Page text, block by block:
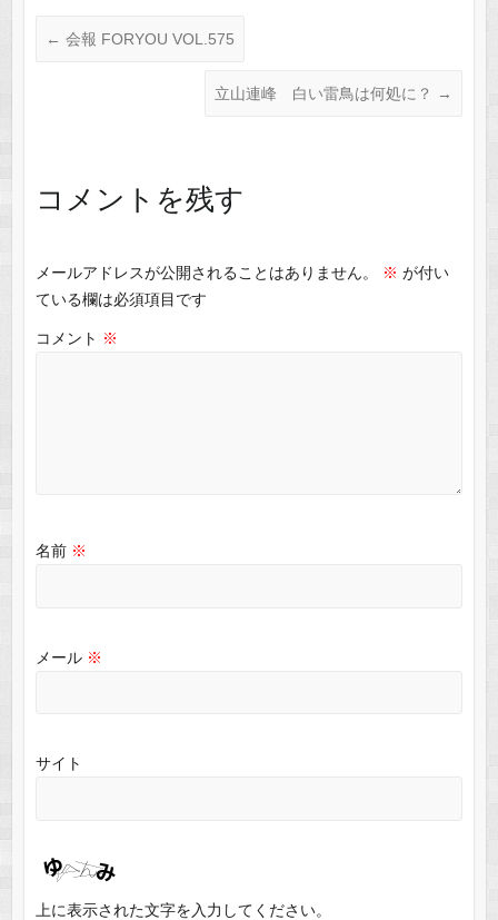
← 会報 FORYOU VOL.575
立山連峰 白い雷鳥は何処に？ →
コメントを残す
メールアドレスが公開されることはありません。 ※ が付い
ている欄は必須項目です
コメント ※
名前 ※
メール ※
サイト
上に表示された文字を入力してください。